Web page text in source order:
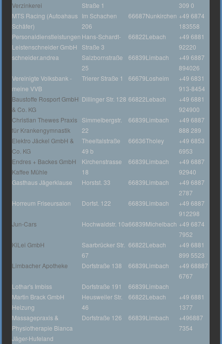
Verzinkerei
Straße 1
309 0
MTS Racing (Autoahaus
Schäfer)
Im Schachen
206
66687Nunkirchen +49 6874
183558
Personaldienstleistungen
Leistenschneider GmbH
Hans-Schardt-
Straße 3
66822Lebach
+49 6881
92220
schneider.andrea
Salzbornstraße
25
66839Limbach
+49 6887
894026
Vereinigte Volksbank -
meine VVB
Trierer Straße 1 66679Losheim
+49 6831
913-8454
Baustoffe Rosport GmbH
& Co. KG
Dillinger Str. 128 66822Lebach
+49 6881
924900
Christian Thewes Praxis
für Krankengymnastik
Simmelbergstr.
22
66839Limbach
+49 6887
888 289
Elektro Jäckel GmbH &
Co. KG
Theeltalstraße
49 b
66636Tholey
+49 6853
6953
Endres + Backes GmbH
Kaffee Mühle
Kirchenstrasse
18
66839Limbach
+49 6887
92940
Gasthaus Jägerklause
Horstst. 33 66839Limbach
+49 6887
2787
Horreum Friseursalon
Dorfst. 122 66839Limbach
+49 6887
912298
Jun-Cars
Hochwaldstr. 10a66839Michelbach +49 6874
7952
KiLei GmbH
Saarbrücker Str.
67
66822Lebach
+49 6881
899 5523
Limbacher Apotheke
Dorfstraße 138 66839Limbach
+49 68887
6767
Lothar's Imbiss
Dorfstraße 191 66839Limbach
Martin Brack GmbH
Heizung
Heusweiler Str.
46
66822Lebach
+49 6881
1377
Massagepraxis &
Physiotherapie Bianca
Jäger-Hufeland
Dorfstraße 126 66839Limbach
+496887
7354